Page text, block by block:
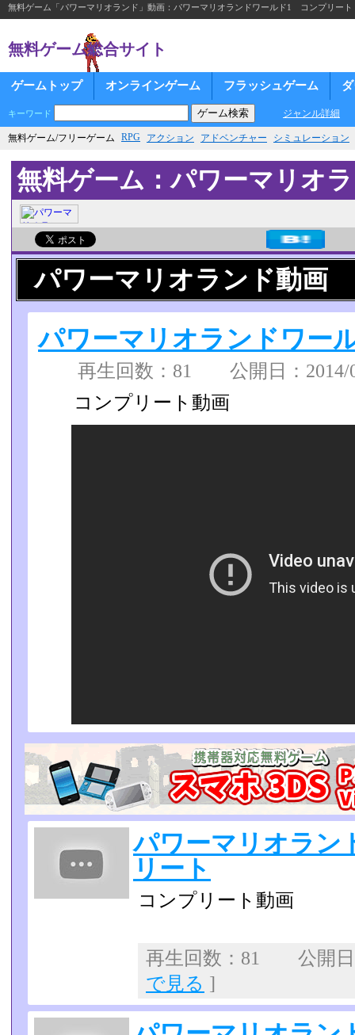
無料ゲーム「パワーマリオランド」動画：パワーマリオランドワールド1 コンプリート
無料ゲーム総合サイト
ゲームトップ オンラインゲーム フラッシュゲーム
キーワード ジャンル詳細
無料ゲーム/フリーゲーム RPG アクション アドベンチャー シミュレーション
無料ゲーム：パワーマリオ
パワーマリオランド動画
パワーマリオランドワー
再生回数：81 公開日：2014/
コンプリート動画
パワーマリオラ
リート
コンプリート動画
再生回数：81 公開
で見る ]